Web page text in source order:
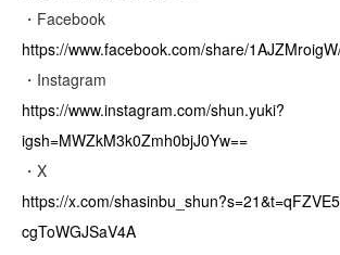
・Facebook
https://www.facebook.com/share/
・Instagram
https://www.instagram.com/shun.yuki?
igsh=MWZkM3k0Zmh0bjJ0Yw==
・X
https://x.com/
cgToWGJSaV4A